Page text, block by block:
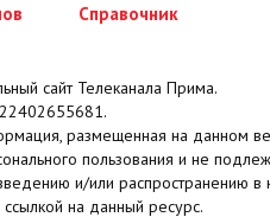
Справочник
сайт Телеканала Прима.
размещенная на данном
пользования и не
и/или распространению в
ссылкой на данный ресурс.